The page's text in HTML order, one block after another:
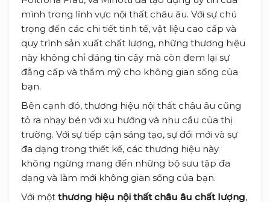
mình trong lĩnh vực nội thất châu âu. Với sự chú
trọng đến các chi tiết tinh tế, vật liệu cao cấp và
quy trình sản xuất chất lượng, những thương hiệu
này không chỉ đáng tin cậy mà còn đem lại sự
đẳng cấp và thẩm mỹ cho không gian sống của
bạn.
Bên cạnh đó, thương hiệu nội thất châu âu cũng
tỏ ra nhạy bén với xu hướng và nhu cầu của thị
trường. Với sự tiếp cận sáng tạo, sự đổi mới và sự
đa dạng trong thiết kế, các thương hiệu này
không ngừng mang đến những bộ sưu tập đa
dạng và làm mới không gian sống của bạn.
Với một thương hiệu nội thất châu âu chất lượng,